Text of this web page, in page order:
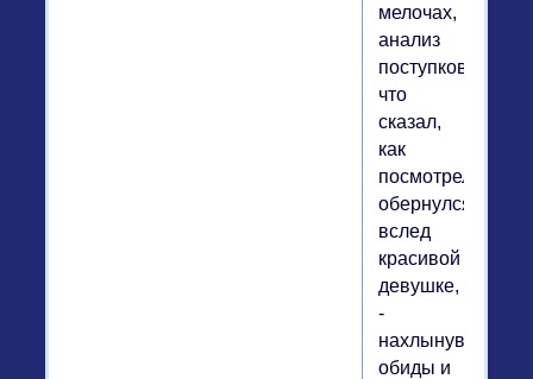
мелочах,
анализ
поступков:
что
сказал,
как
посмотрел,
обернулся
вслед
красивой
девушке,
-
нахлынувшие
обиды и